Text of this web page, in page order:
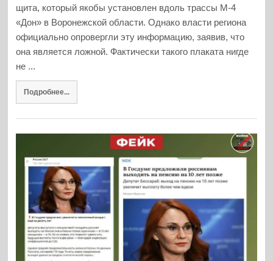
щита, который якобы установлен вдоль трассы М-4
«Дон» в Воронежской области. Однако власти региона
официально опровергли эту информацию, заявив, что
она является ложной. Фактически такого плаката нигде
не ...
Подробнее...